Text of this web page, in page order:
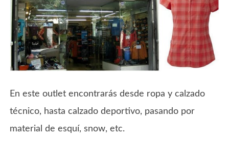
En este outlet encontrarás desde ropa y calzado
técnico, hasta calzado deportivo, pasando por
material de esquí, snow, etc.